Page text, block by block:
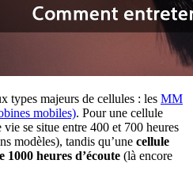
types majeurs de cellules : les MM
mobiles). Pour une cellule
se situe entre 400 et 700 heures
modèles), tandis qu’une cellule
heures d’écoute (là encore